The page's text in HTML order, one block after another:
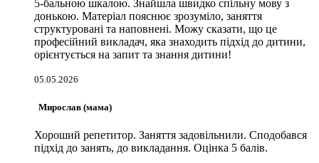
5-бальною шкалою. Знайшла швидко спільну мову з
донькою. Матеріал пояснює зрозуміло, заняття
структуровані та наповнені. Можу сказати, що це
професійний викладач, яка знаходить підхід до дитини,
орієнтується на запит та знання дитини!
05.05.2026
Мирослав (мама)
Хороший репетитор. Заняття задовільнили. Сподобався
підхід до занять, до викладання. Оцінка 5 балів.